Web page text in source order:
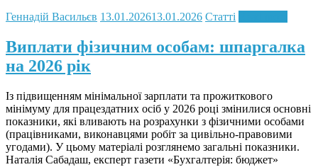
Геннадій Васильєв 13.01.202613.01.2026 Статті
Виплати фізичним особам: шпаргалка
на 2026 рік
Із підвищенням мінімальної зарплати та прожиткового
мінімуму для працездатних осіб у 2026 році змінилися основні
показники, які вливають на розрахунки з фізичними особами
(працівниками, виконавцями робіт за цивільно-правовими
угодами). У цьому матеріалі розглянемо загальні показники.
Наталія Сабадаш, експерт газети «Бухгалтерія: бюджет»